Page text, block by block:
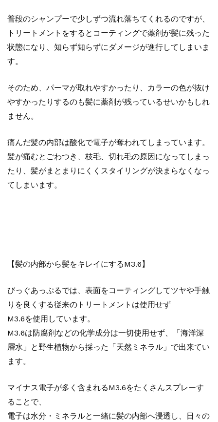
普段のシャンプーで少しずつ流れ落ちてくれるのですが、
トリートメントをするとコーティングで薬剤が髪に残った
状態になり、知らず知らずにダメージが進行してしまいま
す。
そのため、パーマが取れやすかったり、カラーの色が抜け
やすかったりするのも髪に薬剤が残っているせいかもしれ
ません。
痛んだ髪の内部は酸化で電子が奪われてしまっています。
髪が痛むとごわつき、枝毛、切れ毛の原因になってしまっ
たり、髪がまとまりにくくスタイリングが決まらなくなっ
てしまいます。
【髪の内部から髪をキレイにするM3.6】
びっぐあっぷるでは、表面をコーティングしてツヤや手触
りを良くする従来のトリートメントは使用せず
M3.6を使用しています。
M3.6は防腐剤などの化学成分は一切使用せず、「海洋深
層水」と野生植物から採った「天然ミネラル」で出来てい
ます。
マイナス電子が多く含まれるM3.6をたくさんスプレーす
ることで、
電子は水分・ミネラルと一緒に髪の内部へ浸透し、日々の